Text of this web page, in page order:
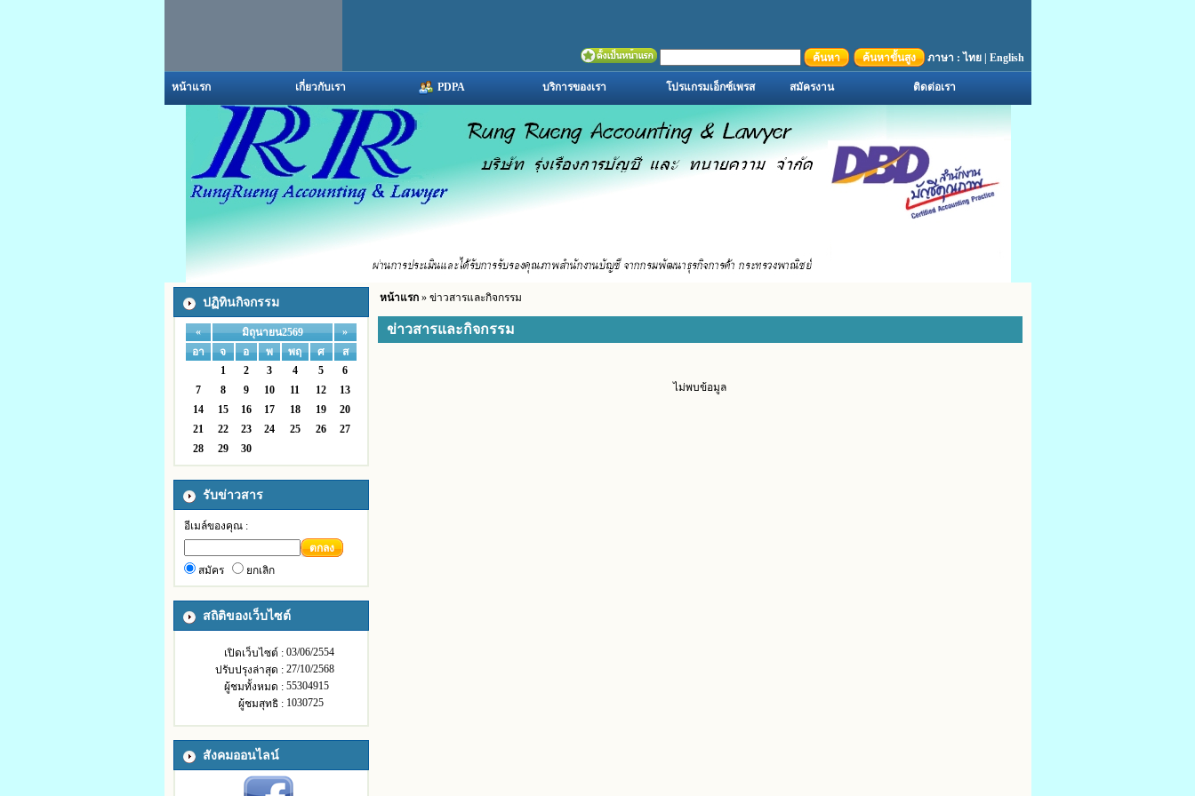
ค้นหา ค้นหาขั้นสูง ภาษา : ไทย| English
หน้าแรก เกี่ยวกับเรา PDPA บริการของเรา โปรแกรมเอ็กซ์เพรส สมัครงาน ติดต่อเรา
ปฏิทินกิจกรรม
« มิถุนายน2569
»
อา
จ อ พ พฤ ศ
ส
1
2 3 4 5
6
7
8 9 10 11 12
13
14
15 16 17 18 19
20
21
22 23 24 25 26
27
28
29 30
รับข่าวสาร
อีเมล์ของคุณ :
ตกลง
สมัคร
ยกเลิก
สถิติของเว็บไซต์
เปิดเว็บไซต์ : 03/06/2554
ปรับปรุงล่าสุด : 27/10/2568
ผู้ชมทั้งหมด : 55304915
ผู้ชมสุทธิ : 1030725
สังคมออนไลน์
หน้าแรก» ข่าวสารและกิจกรรม
ข่าวสารและกิจกรรม
ไม่พบข้อมูล